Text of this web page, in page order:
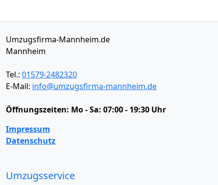
Umzugsfirma-Mannheim.de
Mannheim
Tel.: 01579-2482320
E-Mail: info@umzugsfirma-mannheim.de
Öffnungszeiten: Mo - Sa: 07:00 - 19:30 Uhr
Impressum
Datenschutz
Umzugsservice